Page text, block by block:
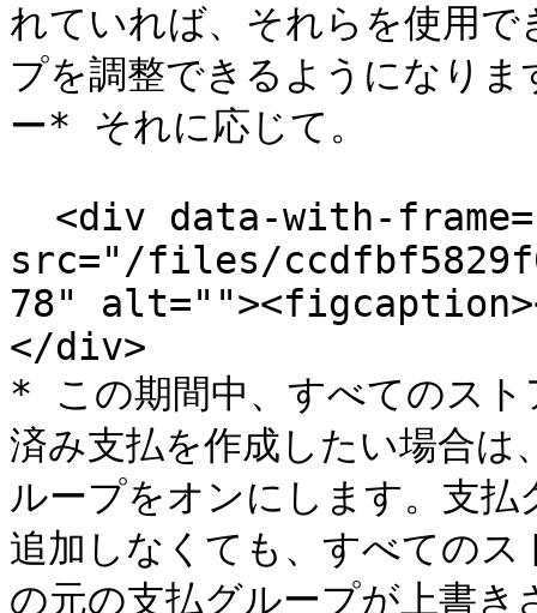
れていれば、それらを使用
プを調整できるようになり
ー* それに応じて。
src="/files/
78"
</div>
* この期間中、すべてのスト
済み支払を作成したい場合は
ループをオンにします。支
追加しなくても、すべての
の元の支払グループが上書き